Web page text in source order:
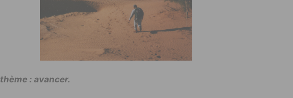
: avancer.